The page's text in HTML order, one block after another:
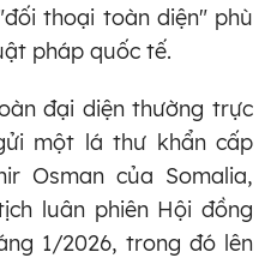
thoại toàn diện" phù
pháp quốc tế.
đại diện thường trực
một lá thư khẩn cấp
Osman của Somalia,
luân phiên Hội đồng
1/2026, trong đó lên